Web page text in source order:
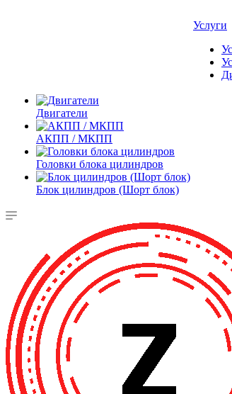
Двигатели
АКПП / МКПП
Головки блока цилиндров
Блок цилиндров (Шорт блок)
Услуги